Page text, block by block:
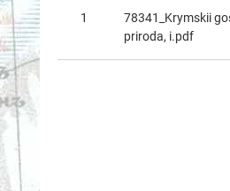
1
78341_Krymskii
priroda, i.pdf